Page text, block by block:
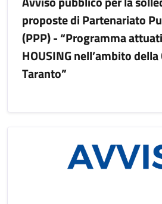
proposte di Partenariato
(PPP) - “Programma
HOUSING nell’ambito
Taranto”